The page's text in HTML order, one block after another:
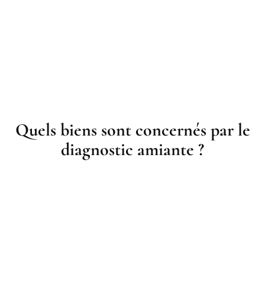
Quels biens sont concernés par le
diagnostic amiante ?